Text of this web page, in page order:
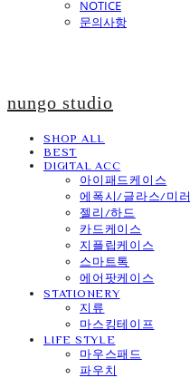
NOTICE
문의사항
nungo studio
SHOP ALL
BEST
DIGITAL ACC
아이패드케이스
에폭시/글라스/미러
젤리/하드
카드케이스
지플립케이스
스마트톡
에어팟케이스
STATIONERY
지류
마스킹테이프
LIFE STYLE
마우스패드
파우치